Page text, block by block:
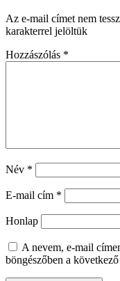
Az e-mail címet nem
karakterrel jelöltük
Hozzászólás *
Név *
E-mail cím *
Honlap
A nevem, e-mail
böngészőben a